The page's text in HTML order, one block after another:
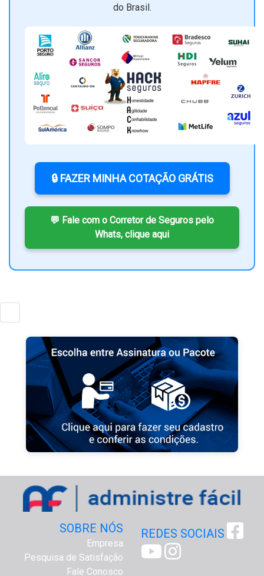
do Brasil.
🔒 FAZER MINHA COTAÇÃO GRÁTIS
💬 Fale com o Corretor de Seguros pelo
Whats, clique aqui
SOBRE NÓS
Empresa
Pesquisa de Satisfação
Fale Conosco
REDES SOCIAIS